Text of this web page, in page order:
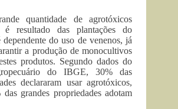
quantidade de agrotóxicos
resultado das plantações do
do uso de venenos, já
a produção de monocultivos
produtos. Segundo dados do
do IBGE, 30% das
declararam usar agrotóxicos,
grandes propriedades adotam